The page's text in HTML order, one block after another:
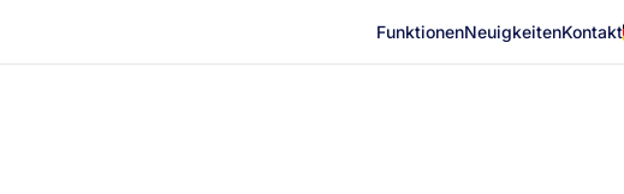
FunktionenNeuigkeitenKontakt